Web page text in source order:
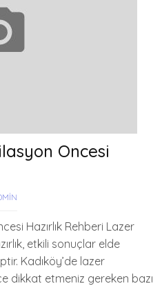
Oncesi
Hazırlık Rehberi Lazer
etkili sonuçlar elde
Kadıköy’de lazer
dikkat etmeniz gereken bazı